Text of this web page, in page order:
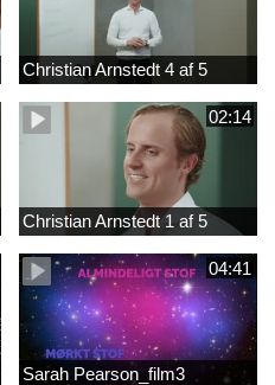
Christian Arnstedt 4 af 5
02:14
Christian Arnstedt 1 af 5
04:41
Sarah Pearson_film3